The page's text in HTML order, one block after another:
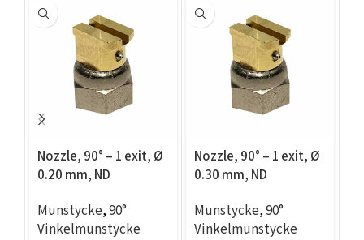
Nozzle, 90° – 1 exit, Ø
0.20 mm, ND
Munstycke,90°
Vinkelmunstycke
Nozzle, 90° – 1 exit, Ø
0.30 mm, ND
Munstycke,90°
Vinkelmunstycke